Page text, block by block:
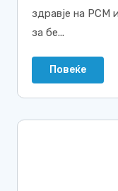
здравје на РСМ
за бе...
Повеќе